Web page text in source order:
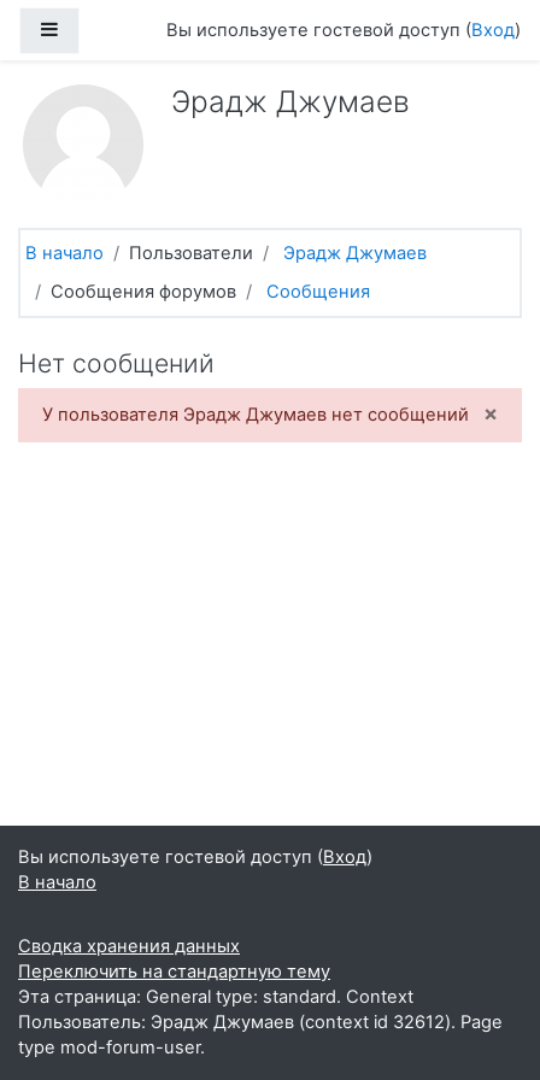
Боковая панельВы используете гостевой доступ (Вход)
Эрадж Джумаев
В начало Пользователи
Эрадж Джумаев
Сообщения форумов
Сообщения
Нет сообщений
×
У пользователя Эрадж Джумаев нет сообщений
Вы используете гостевой доступ (Вход)
В начало
Сводка хранения данных
Переключить на стандартную тему
Эта страница: General type: standard. Context
Пользователь: Эрадж Джумаев (context id 32612). Page
type mod-forum-user.